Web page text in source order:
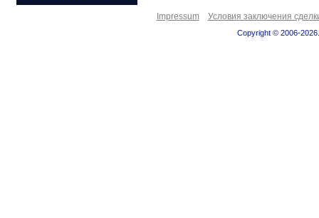
Impressum Условия заключения
Copyright © 2006-